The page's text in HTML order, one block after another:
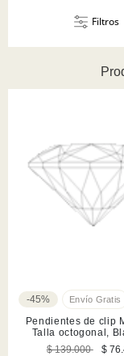
Filtros
-45%
Pendientes de clip
Talla octogonal,
Acabado en
$ 139.000
$